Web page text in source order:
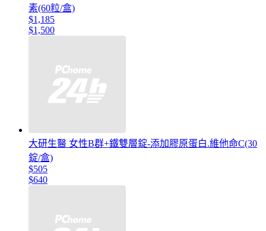
素(60粒/盒)
$1,185
$1,500
大研生醫 女性B群+鐵雙層錠-添加膠原蛋白.維他命C(30
錠/盒)
$505
$640